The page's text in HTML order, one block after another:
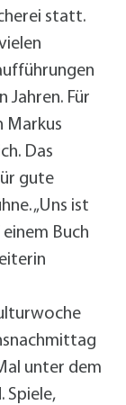
statt.
Jahren. Für
Markus
Das
gute
„Uns ist
Buch
unter dem
Spiele,